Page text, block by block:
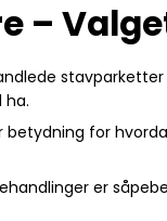
–
ha.
for
er